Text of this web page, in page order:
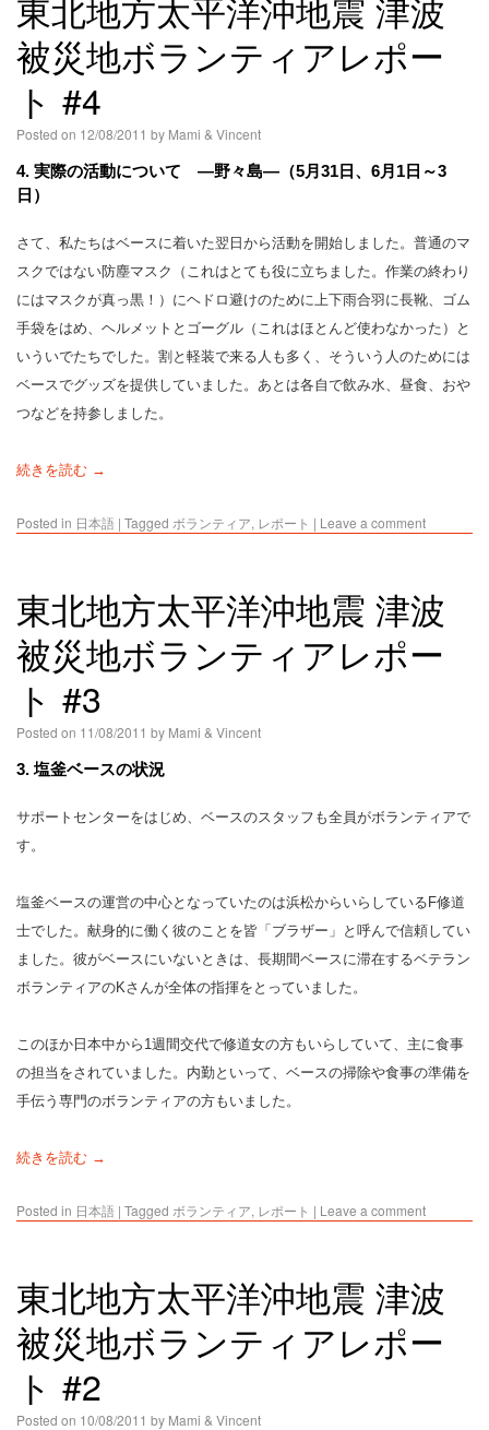
被災地ボランティアレポー
ト #4
Posted on 12/08/2011 by Mami & Vincent
4. 実際の活動について ―野々島―（5月31日、6月1日～3
日）
さて、私たちはベースに着いた翌日から活動を開始しました。普通のマ
スクではない防塵マスク（これはとても役に立ちました。作業の終わり
にはマスクが真っ黒！）にヘドロ避けのために上下雨合羽に長靴、ゴム
手袋をはめ、ヘルメットとゴーグル（これはほとんど使わなかった）と
いういでたちでした。割と軽装で来る人も多く、そういう人のためには
ベースでグッズを提供していました。あとは各自で飲み水、昼食、おや
つなどを持参しました。
続きを読む →
Posted in 日本語 | Tagged ボランティア, レポート | Leave a comment
東北地方太平洋沖地震 津波
被災地ボランティアレポー
ト #3
Posted on 11/08/2011 by Mami & Vincent
3. 塩釜ベースの状況
サポートセンターをはじめ、ベースのスタッフも全員がボランティアで
す。
塩釜ベースの運営の中心となっていたのは浜松からいらしているF修道
士でした。献身的に働く彼のことを皆「ブラザー」と呼んで信頼してい
ました。彼がベースにいないときは、長期間ベースに滞在するベテラン
ボランティアのKさんが全体の指揮をとっていました。
このほか日本中から1週間交代で修道女の方もいらしていて、主に食事
の担当をされていました。内勤といって、ベースの掃除や食事の準備を
手伝う専門のボランティアの方もいました。
続きを読む →
Posted in 日本語 | Tagged ボランティア, レポート | Leave a comment
東北地方太平洋沖地震 津波
被災地ボランティアレポー
ト #2
Posted on 10/08/2011 by Mami & Vincent